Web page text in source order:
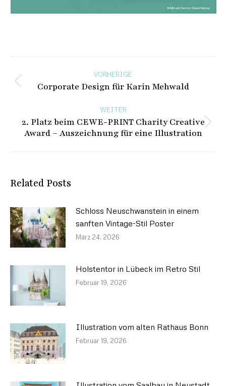
VORHERIGE
Vorheriger
Corporate Design für Karin Mehwald
WEITER
Nächster
Beitrag:
2. Platz beim CEWE-PRINT Charity Creative
Award – Auszeichnung für eine Illustration
Related Posts
Schloss Neuschwanstein in einem
sanften Vintage-Stil Poster
März 24, 2026
Holstentor in Lübeck im Retro Stil
Februar 19, 2026
Illustration vom alten Rathaus Bonn
Februar 19, 2026